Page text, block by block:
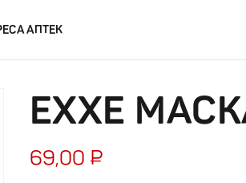
АПТЕК
EXXE
69,00 ₽